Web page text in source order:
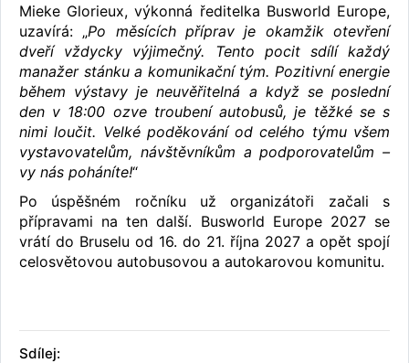
Mieke Glorieux, výkonná ředitelka Busworld Europe,
uzavírá: „Po měsících příprav je okamžik otevření
dveří vždycky výjimečný. Tento pocit sdílí každý
manažer stánku a komunikační tým. Pozitivní energie
během výstavy je neuvěřitelná a když se poslední
den v 18:00 ozve troubení autobusů, je těžké se s
nimi loučit. Velké poděkování od celého týmu všem
vystavovatelům, návštěvníkům a podporovatelům –
vy nás poháníte!“
Po úspěšném ročníku už organizátoři začali s
přípravami na ten další. Busworld Europe 2027 se
vrátí do Bruselu od 16. do 21. října 2027 a opět spojí
celosvětovou autobusovou a autokarovou komunitu.
Sdílej: